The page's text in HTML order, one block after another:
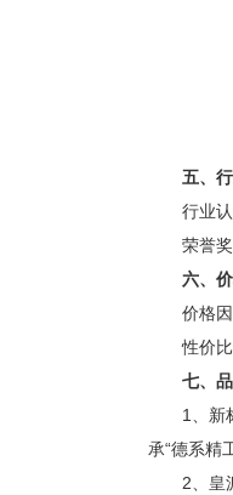
五、行
行业认
荣誉奖项
六、价
价格因素
性价比评
七、品
1、新
承“德系精
2、皇